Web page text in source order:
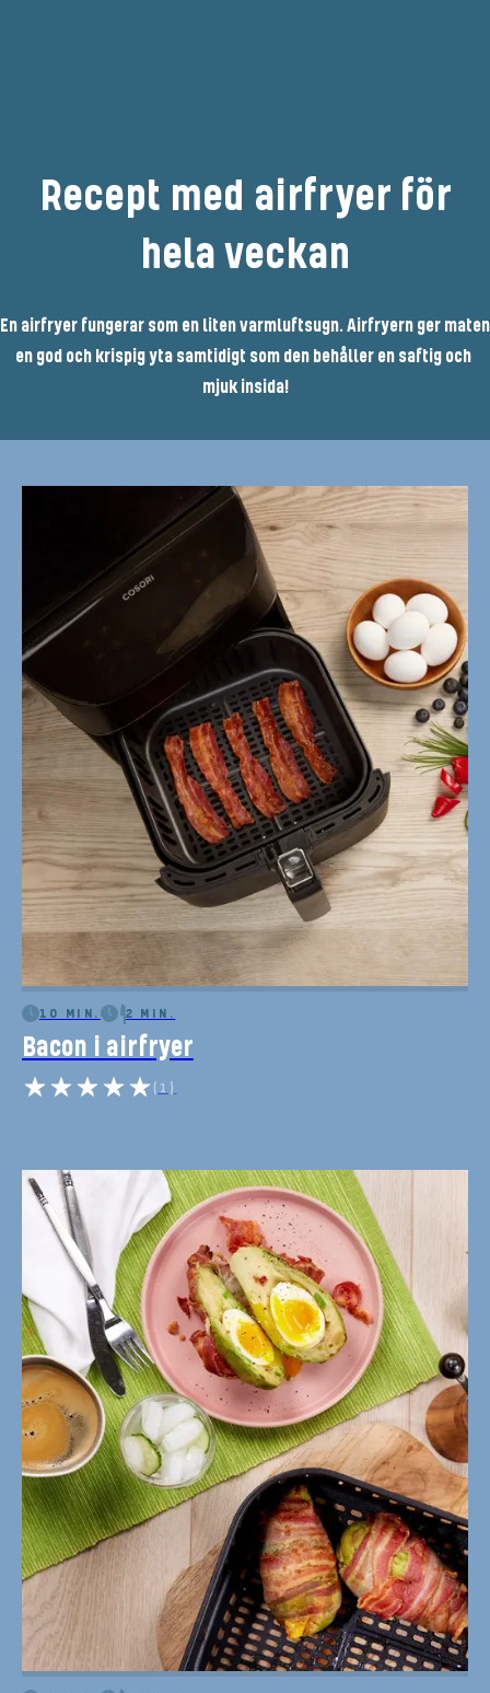
Recept med airfryer för
hela veckan
En airfryer fungerar som en liten varmluftsugn. Airfryern ger maten
en god och krispig yta samtidigt som den behåller en saftig och
mjuk insida!
10 MIN. 2 MIN.
Bacon i airfryer
(1)